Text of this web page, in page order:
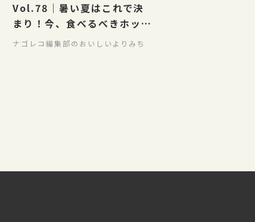
Vol.78｜暑い夏はこれで決
まり！今、食べるべきホット
&クールな夏のごちパラグル
ナゴレコ編集部のおいしいよりみち